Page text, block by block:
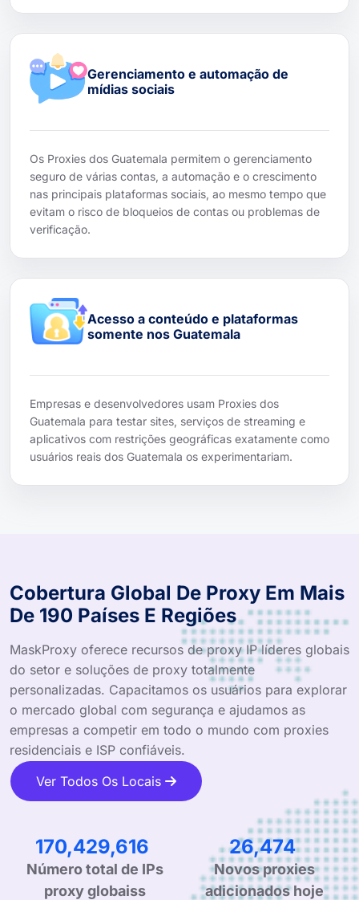
Gerenciamento e automação de
mídias sociais
Os Proxies dos Guatemala permitem o gerenciamento
seguro de várias contas, a automação e o crescimento
nas principais plataformas sociais, ao mesmo tempo que
evitam o risco de bloqueios de contas ou problemas de
verificação.
Acesso a conteúdo e plataformas
somente nos Guatemala
Empresas e desenvolvedores usam Proxies dos
Guatemala para testar sites, serviços de streaming e
aplicativos com restrições geográficas exatamente como
usuários reais dos Guatemala os experimentariam.
Cobertura Global De Proxy Em Mais
De 190 Países E Regiões
MaskProxy oferece recursos de proxy IP líderes globais
do setor e soluções de proxy totalmente
personalizadas. Capacitamos os usuários para explorar
o mercado global com segurança e ajudamos as
empresas a competir em todo o mundo com proxies
residenciais e ISP confiáveis.
Ver Todos Os Locais
277,797,040
Número total de IPs
proxy globaiss
43,152
Novos proxies
adicionados hoje